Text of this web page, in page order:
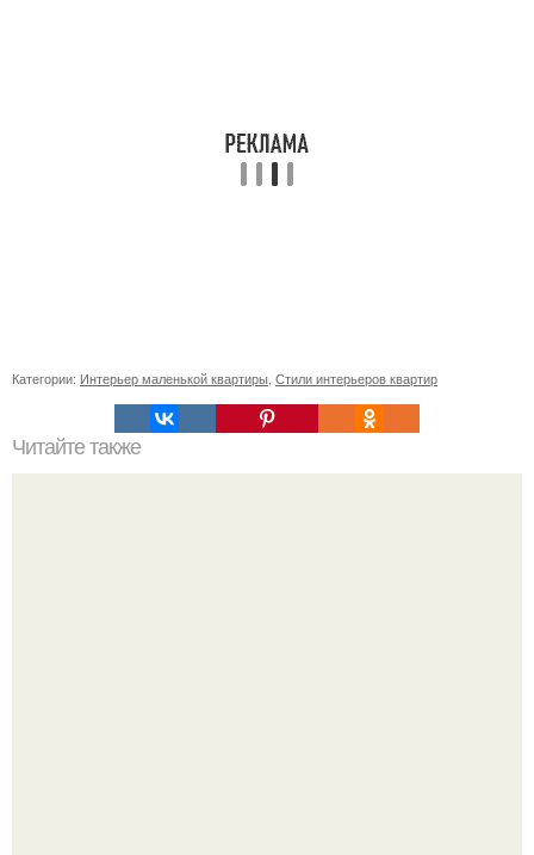
Категории: Интерьер маленькой квартиры Стили интерьеров квартир
Читайте также